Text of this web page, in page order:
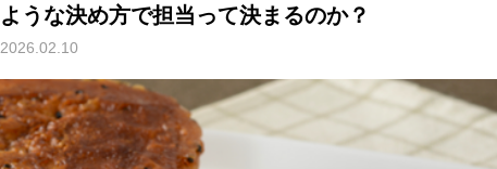
ような決め方で担当って決まるのか？
2026.02.10